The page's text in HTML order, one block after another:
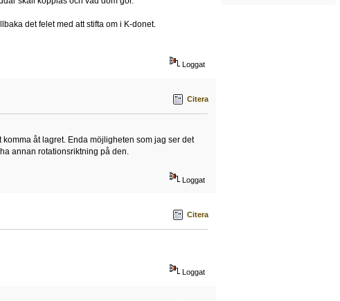
det felet med att stifta om i K-donet.
Loggat
Citera
åt lagret. Enda möjligheten som jag ser det
annan rotationsriktning på den.
Loggat
Citera
Loggat